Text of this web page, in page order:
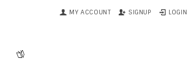
MY ACCOUNT SIGNUP LOGIN